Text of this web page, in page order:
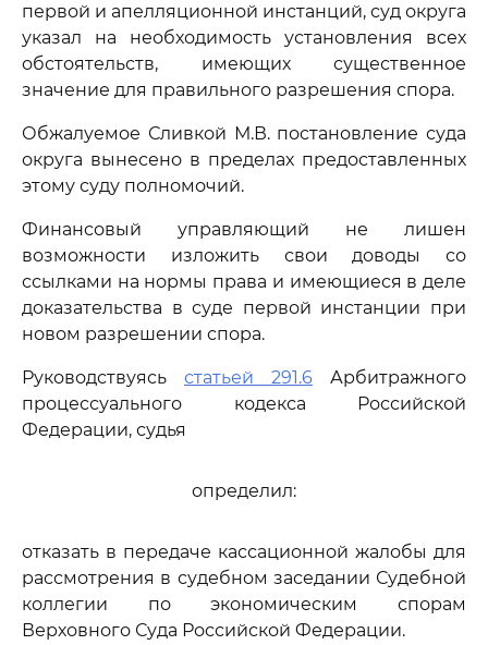
первой и апелляционной инстанций, суд округа
указал на необходимость установления всех
обстоятельств, имеющих существенное
значение для правильного разрешения спора.
Обжалуемое Сливкой М.В. постановление суда
округа вынесено в пределах предоставленных
этому суду полномочий.
Финансовый управляющий не лишен
возможности изложить свои доводы со
ссылками на нормы права и имеющиеся в деле
доказательства в суде первой инстанции при
новом разрешении спора.
Руководствуясь статьей 291.6 Арбитражного
процессуального кодекса Российской
Федерации, судья
определил:
отказать в передаче кассационной жалобы для
рассмотрения в судебном заседании Судебной
коллегии по экономическим спорам
Верховного Суда Российской Федерации.